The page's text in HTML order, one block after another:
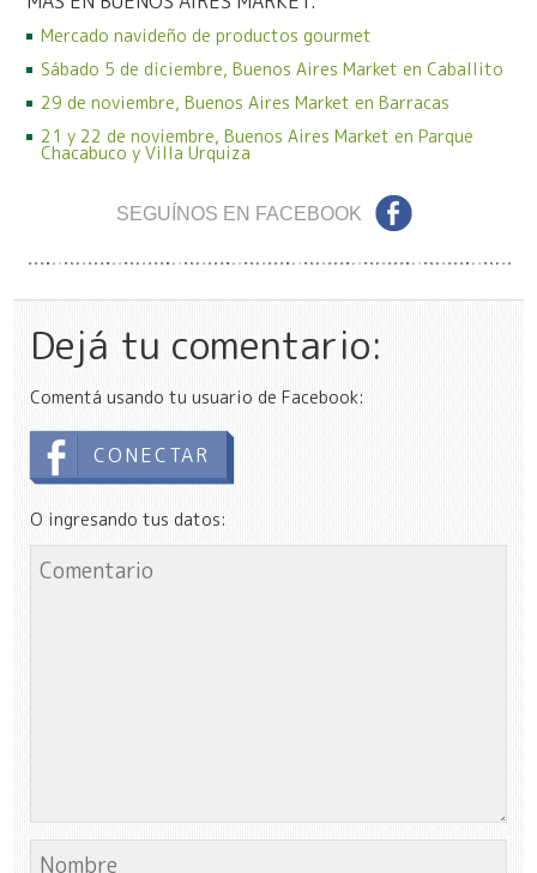
Mercado navideño de productos gourmet
Sábado 5 de diciembre, Buenos Aires Market en Caballito
29 de noviembre, Buenos Aires Market en Barracas
21 y 22 de noviembre, Buenos Aires Market en Parque
Chacabuco y Villa Urquiza
SEGUÍNOS EN FACEBOOK
Dejá tu comentario:
Comentá usando tu usuario de Facebook:
CONECTAR
O ingresando tus datos: